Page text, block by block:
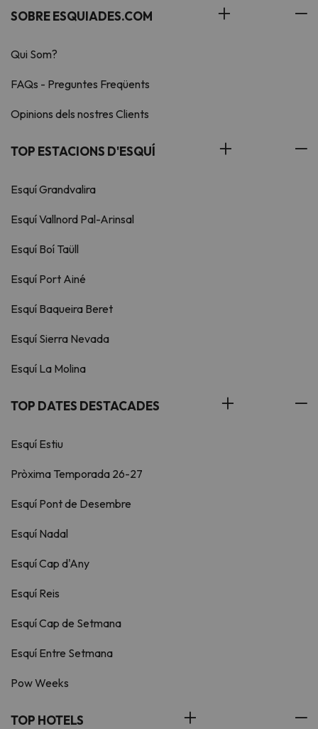
SOBRE ESQUIADES.COM
Qui Som?
FAQs - Preguntes Freqüents
Opinions dels nostres Clients
TOP ESTACIONS D'ESQUÍ
Esquí Grandvalira
Esquí Vallnord Pal-Arinsal
Esquí Boí Taüll
Esquí Port Ainé
Esquí Baqueira Beret
Esquí Sierra Nevada
Esquí La Molina
TOP DATES DESTACADES
Esquí Estiu
Pròxima Temporada 26-27
Esquí Pont de Desembre
Esquí Nadal
Esquí Cap d'Any
Esquí Reis
Esquí Cap de Setmana
Esquí Entre Setmana
Pow Weeks
TOP HOTELS